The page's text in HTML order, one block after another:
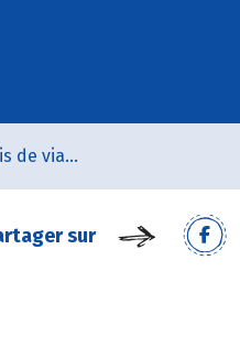
🥩 Nos colis de viande bio & locale arrivent chez Biocoop Quimper !
sur